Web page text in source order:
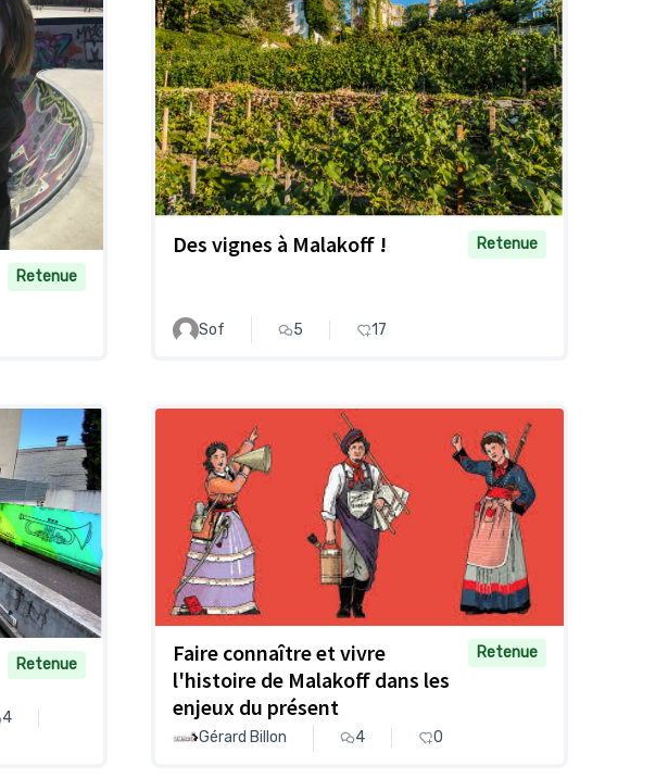
Retenue
Des vignes à Malakoff ! Retenue
Sof 5 17
Retenue
4
Faire connaître et vivre
l'histoire de Malakoff dans les
enjeux du présent
Retenue
Gérard Billon 4 0